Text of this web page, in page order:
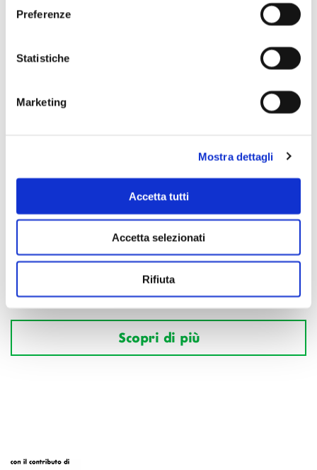
Preferenze
Statistiche
Marketing
Mostra dettagli
Accetta tutti
Accetta selezionati
Rifiuta
Scopri di più